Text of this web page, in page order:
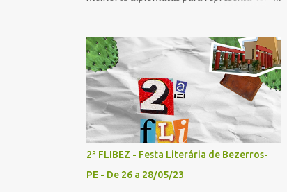
4º painel- 02/05/25 - 16h: Tema: Dizeres
Poéticos - Mediador: Pedro...
município onde a campanha NA ROTA DE
MANOEL GONZAGA vai passar doando os
livros A QUEIMADA do escritor Lunas Costa
nas escolas públicas e particulares, e
também nas salas de leitura e bibliotecas
comunitárias. Essas pessoas serão
EMBAIXADORES e EMBAIXADORAS da
Se você mora em um dos municípios que faz
2ª FLIBEZ - Festa Literária de Bezerros-
PE - De 26 a 28/05/23